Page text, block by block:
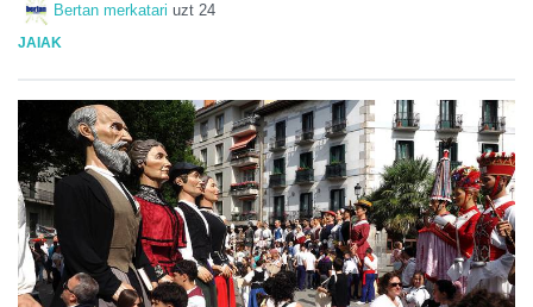
Bertan merkatari uzt 24
JAIAK